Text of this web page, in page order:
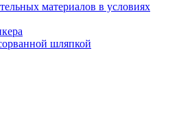
материалов в условиях
шляпкой